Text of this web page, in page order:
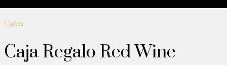
Catas
Caja Regalo Red Wine